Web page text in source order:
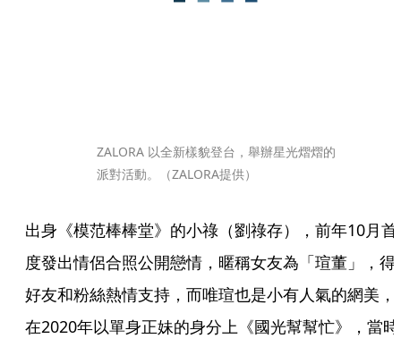
ZALORA 以全新樣貌登台，舉辦星光熠熠的
派對活動。（ZALORA提供）
出身《模范棒棒堂》的小祿（劉祿存），前年10月首
度發出情侶合照公開戀情，暱稱女友為「瑄董」，得
好友和粉絲熱情支持，而唯瑄也是小有人氣的網美，
在2020年以單身正妹的身分上《國光幫幫忙》，當時